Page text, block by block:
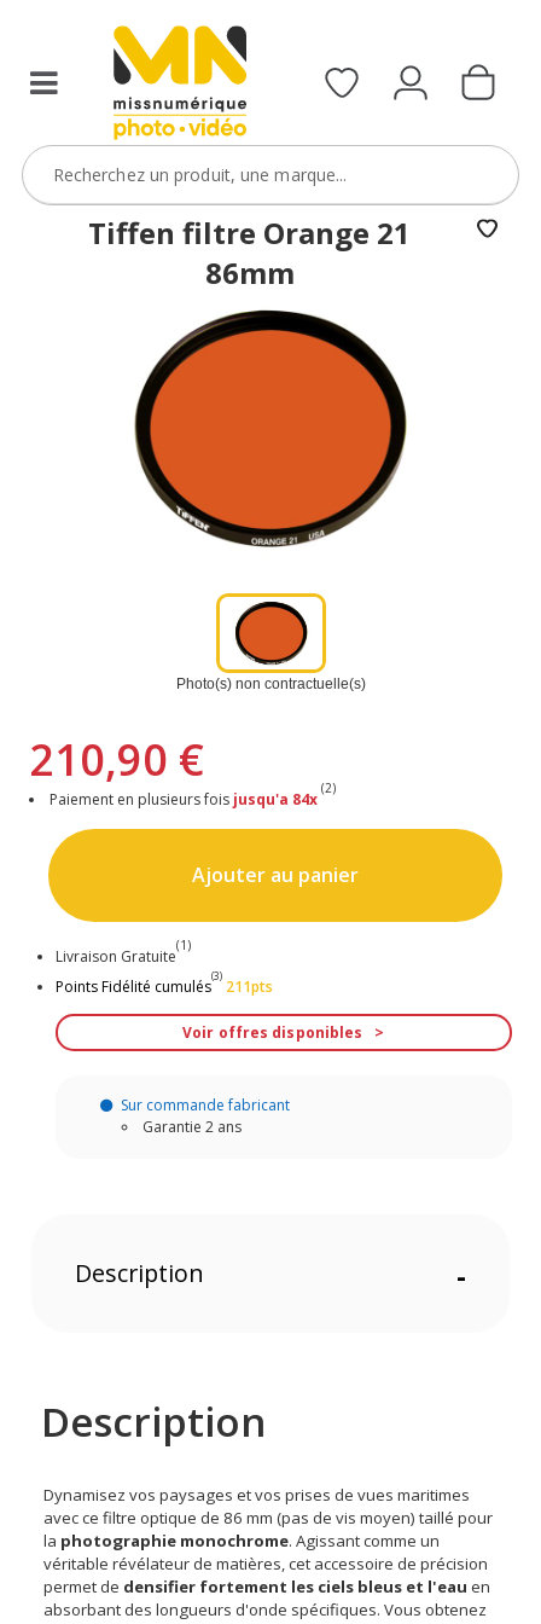
le
ObjectifFiltre5
VOIR L'OFFRE
Tiffen filtre Orange 21
86mm
Photo(s) non contractuelle(s)
210,90 €
Paiement en plusieurs fois jusqu'a 84x
(2)
Ajouter au panier
Livraison Gratuite
(1)
Points Fidélité cumulés
(3)
211pts
Voir offres disponibles
Sur commande fabricant
Garantie 2 ans
Description -
Description
Dynamisez vos paysages et vos prises de vues maritimes
avec ce filtre optique de 86 mm (pas de vis moyen) taillé pour
la photographie monochrome. Agissant comme un
véritable révélateur de matières, cet accessoire de précision
permet de densifier fortement les ciels bleus et l'eau en
absorbant des longueurs d'onde spécifiques. Vous obtenez